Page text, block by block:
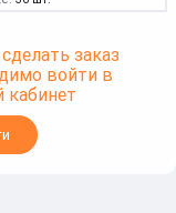
заказ
войти в
кабинет